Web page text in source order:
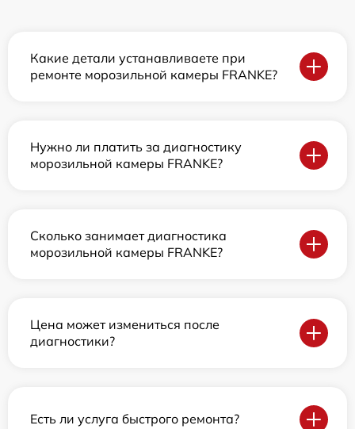
Какие детали устанавливаете при
ремонте морозильной камеры FRANKE?
Нужно ли платить за диагностику
морозильной камеры FRANKE?
Сколько занимает диагностика
морозильной камеры FRANKE?
Цена может измениться после
диагностики?
Есть ли услуга быстрого ремонта?